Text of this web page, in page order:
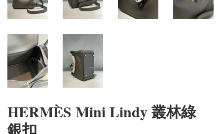
HERMÈS Mini Lindy 叢林綠
銀扣